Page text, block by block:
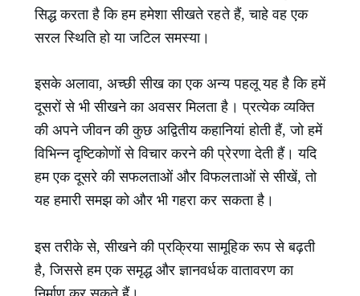
सिद्ध करता है कि हम हमेशा सीखते रहते हैं, चाहे वह एक
सरल स्थिति हो या जटिल समस्या।
इसके अलावा, अच्छी सीख का एक अन्य पहलू यह है कि हमें
दूसरों से भी सीखने का अवसर मिलता है। प्रत्येक व्यक्ति
की अपने जीवन की कुछ अद्वितीय कहानियां होती हैं, जो हमें
विभिन्न दृष्टिकोणों से विचार करने की प्रेरणा देती हैं। यदि
हम एक दूसरे की सफलताओं और विफलताओं से सीखें, तो
यह हमारी समझ को और भी गहरा कर सकता है।
इस तरीके से, सीखने की प्रक्रिया सामूहिक रूप से बढ़ती
है, जिससे हम एक समृद्ध और ज्ञानवर्धक वातावरण का